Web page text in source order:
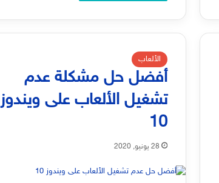
الألعاب
أفضل حل مشكلة عدم
تشغيل الألعاب على ويندوز
10
28 يونيو, 2020